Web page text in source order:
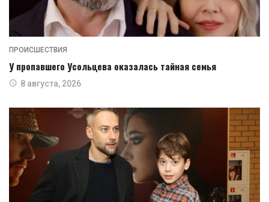
ПРОИСШЕСТВИЯ
У пропавшего Усольцева оказалась тайная семья
8 августа, 2026